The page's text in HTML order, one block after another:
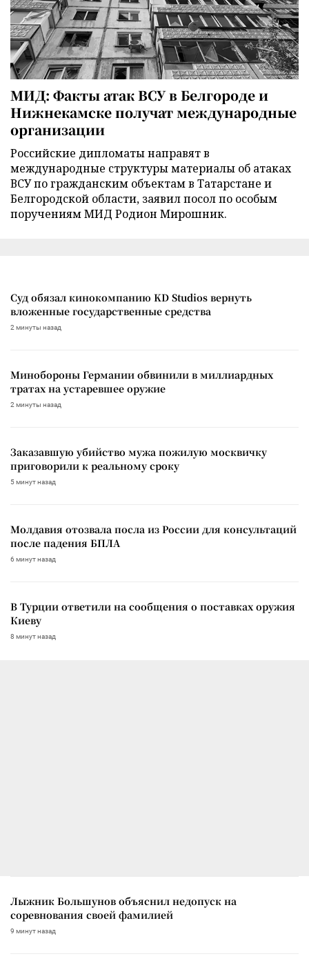
МИД: Факты атак ВСУ в Белгороде и
Нижнекамске получат международные
организации
Российские дипломаты направят в
международные структуры материалы об атаках
ВСУ по гражданским объектам в Татарстане и
Белгородской области, заявил посол по особым
поручениям МИД Родион Мирошник.
Суд обязал кинокомпанию KD Studios вернуть
вложенные государственные средства
2 минуты назад
Минобороны Германии обвинили в миллиардных
тратах на устаревшее оружие
2 минуты назад
Заказавшую убийство мужа пожилую москвичку
приговорили к реальному сроку
5 минут назад
Молдавия отозвала посла из России для консультаций
после падения БПЛА
6 минут назад
В Турции ответили на сообщения о поставках оружия
Киеву
8 минут назад
Лыжник Большунов объяснил недопуск на
соревнования своей фамилией
9 минут назад